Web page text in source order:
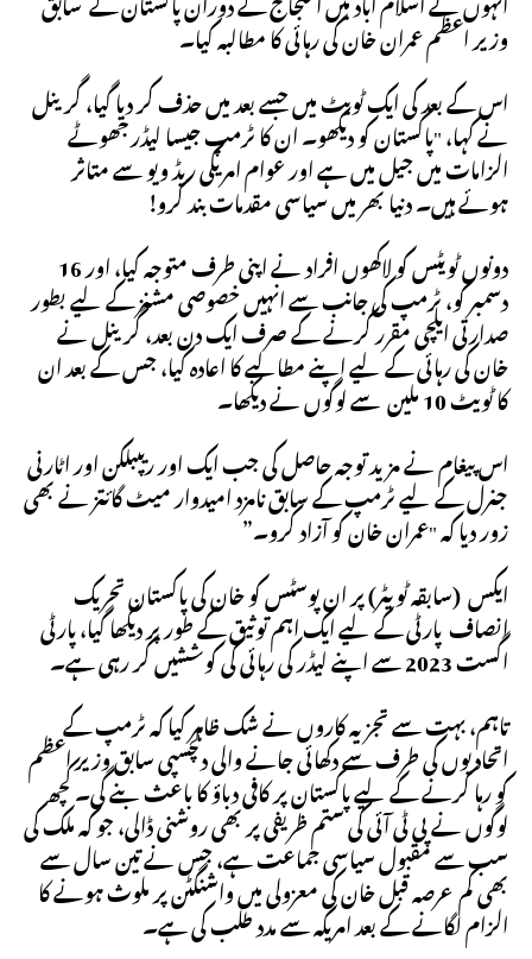
وزیر اعظم عمران خان کی رہائی کا مطالبہ کیا۔
اس کے بعد کی ایک ٹویٹ میں جسے بعد میں حذف کر دیا گیا، گرینل
نے کہا، "پاکستان کو دیکھو۔ ان کا ٹرمپ جیسا لیڈر جھوٹے
الزامات میں جیل میں ہے اور عوام امریکی ریڈ ویو سے متاثر
ہوئے ہیں۔ دنیا بھر میں سیاسی مقدمات بند کرو!
دونوں ٹویٹس کو لاکھوں افراد نے اپنی طرف متوجہ کیا، اور 16
دسمبر کو، ٹرمپ کی جانب سے انہیں خصوصی مشنز کے لیے بطور
صدارتی ایلچی مقرر کرنے کے صرف ایک دن بعد، گرینل نے
خان کی رہائی کے لیے اپنے مطالبے کا اعادہ کیا، جس کے بعد ان
کا ٹویٹ 10 ملین سے لوگوں نے دیکھا۔
اس پیغام نے مزید توجہ حاصل کی جب ایک اور ریپبلکن اور اٹارنی
جنرل کے لیے ٹرمپ کے سابق نامزد امیدوار میٹ گائتز نے بھی
زور دیا کہ "عمران خان کو آزاد کرو۔”
ایکس (سابقہ ​​ٹویٹر) پر ان پوسٹس کو خان ​​کی پاکستان تحریک
انصاف پارٹی کے لیے ایک اہم توثیق کے طور پر دیکھا گیا، پارٹی
اگست 2023 سے اپنے لیڈر کی رہائی کی کوششیں کر رہی ہے۔
تاہم، بہت سے تجزیہ کاروں نے شک ظاہر کیا کہ ٹرمپ کے
اتحادیوں کی طرف سے دکھائی جانے والی دلچسپی سابق وزیر اعظم
کو رہا کرنے کے لیے پاکستان پر کافی دباؤ کا باعث بنے گی۔ کچھ
لوگوں نے پی ٹی آئی کی ستم ظریفی پر بھی روشنی ڈالی، جو کہ ملک کی
سب سے مقبول سیاسی جماعت ہے، جس نے تین سال سے
بھی کم عرصہ قبل خان کی معزولی میں واشنگٹن پر ملوث ہونے کا
الزام لگانے کے بعد امریکہ سے مدد طلب کی ہے۔